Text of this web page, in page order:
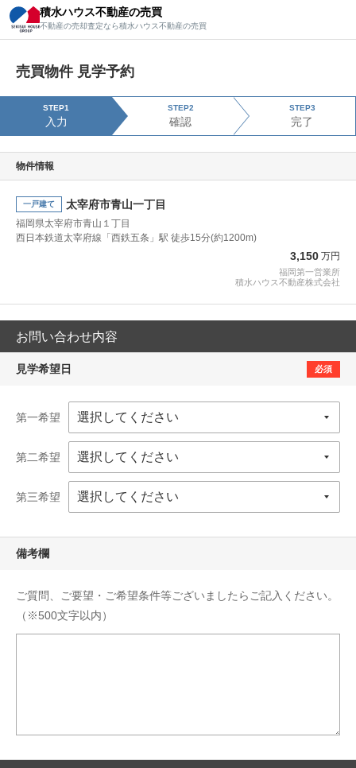
積水ハウス不動産の売買
不動産の売却査定なら積水ハウス不動産の売買
売買物件 見学予約
STEP1
入力
STEP2
確認
STEP3
完了
物件情報
一戸建て 太宰府市青山一丁目
福岡県太宰府市青山１丁目
西日本鉄道太宰府線「西鉄五条」駅 徒歩15分(約1200m)
3,150 万円
福岡第一営業所
積水ハウス不動産株式会社
お問い合わせ内容
見学希望日 必須
第一希望
第二希望
第三希望
備考欄
ご質問、ご要望・ご希望条件等ございましたらご記入ください。
（※500文字以内）
積水ハウス不動産の売買
不動産の売却査定なら積水ハウス不動産の売買